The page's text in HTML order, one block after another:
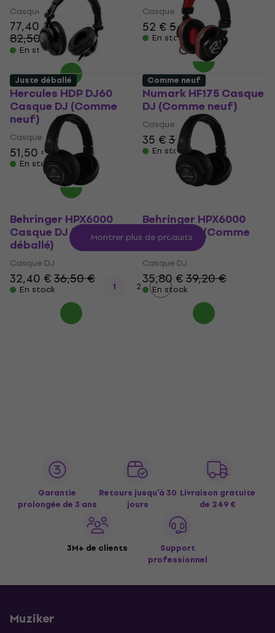
Casque DJ
77,40 €
82,50 €
- 6 %
En stock
Casque DJ
52 €53,80 €
En stock
Hercules HDP DJ60
Casque DJ (Comme
neuf)
Casque DJ
51,50 € 55,44 €
En stock
Numark HF175 Casque
DJ (Comme neuf)
Casque DJ
35 €36,20 €
En stock
Juste déballé
Behringer HPX6000
Casque DJ (Juste
déballé)
Casque DJ
32,40 €36,50 €
En stock
Comme neuf
Behringer HPX6000
Casque DJ (Comme
neuf)
Casque DJ
35,80 €39,20 €
En stock
Montrer plus de produits
1 2
Garantie
prolongée de 3 ans
Retours jusqu’à 30
jours
Livraison gratuite
de 249 €
3M+ de clients
Support
professionnel
Muziker